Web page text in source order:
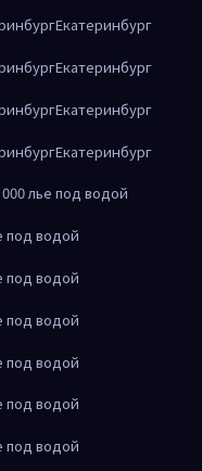
Екатеринбург
Екатеринбург
Екатеринбург
Екатеринбург
лье под водой
под водой
под водой
под водой
под водой
под водой
под водой